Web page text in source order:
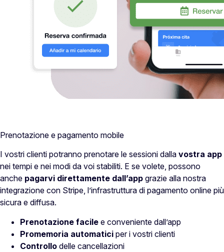
Prenotazione e pagamento mobile
I vostri clienti potranno prenotare le sessioni dalla vostra app
nei tempi e nei modi da voi stabiliti. E se volete, possono
anche pagarvi direttamente dall’app grazie alla nostra
integrazione con Stripe, l’infrastruttura di pagamento online più
sicura e diffusa.
Prenotazione facile e conveniente dall’app
Promemoria automatici per i vostri clienti
Controllo delle cancellazioni